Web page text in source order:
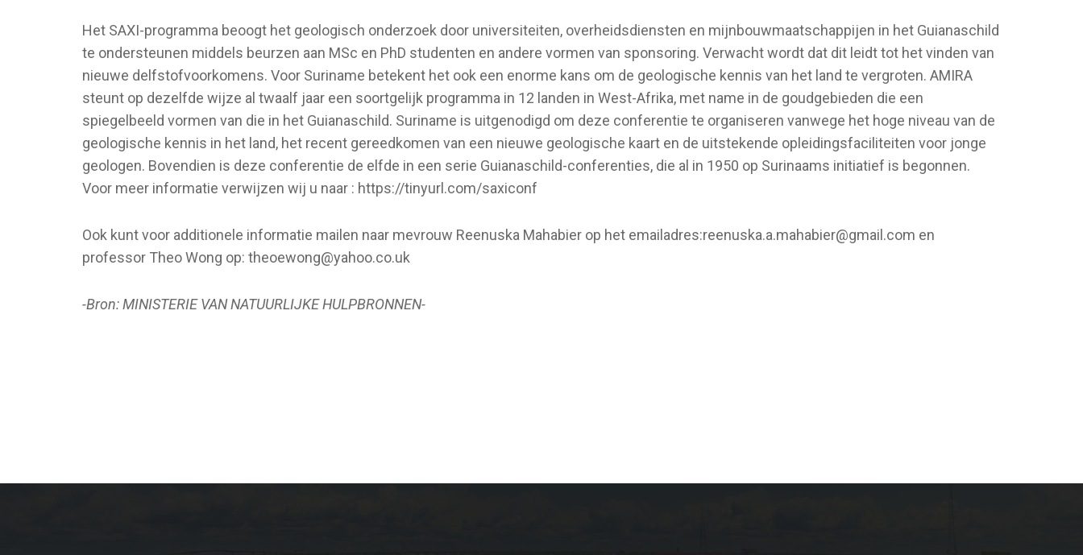
Het SAXI-programma beoogt het geologisch onderzoek door universiteiten, overheidsdiensten en mijnbouwmaatschappijen in het Guianaschild
te ondersteunen middels beurzen aan MSc en PhD studenten en andere vormen van sponsoring. Verwacht wordt dat dit leidt tot het vinden van
nieuwe delfstofvoorkomens. Voor Suriname betekent het ook een enorme kans om de geologische kennis van het land te vergroten. AMIRA
steunt op dezelfde wijze al twaalf jaar een soortgelijk programma in 12 landen in West-Afrika, met name in de goudgebieden die een
spiegelbeeld vormen van die in het Guianaschild. Suriname is uitgenodigd om deze conferentie te organiseren vanwege het hoge niveau van de
geologische kennis in het land, het recent gereedkomen van een nieuwe geologische kaart en de uitstekende opleidingsfaciliteiten voor jonge
geologen. Bovendien is deze conferentie de elfde in een serie Guianaschild-conferenties, die al in 1950 op Surinaams initiatief is begonnen.
Voor meer informatie verwijzen wij u naar : https://tinyurl.com/saxiconf
Ook kunt voor additionele informatie mailen naar mevrouw Reenuska Mahabier op het emailadres:reenuska.a.mahabier@gmail.com en
professor Theo Wong op: theoewong@yahoo.co.uk
-Bron: MINISTERIE VAN NATUURLIJKE HULPBRONNEN-